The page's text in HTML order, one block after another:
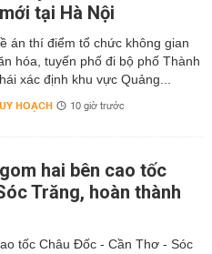
tại Hà Nội
án thí điểm tổ chức không gian
hóa, tuyến phố đi bộ phố Thành
xác định khu vực Quảng...
HOẠCH 10 giờ trước
hai bên cao tốc
Trăng, hoàn thành
tốc Châu Đốc - Cần Thơ - Sóc